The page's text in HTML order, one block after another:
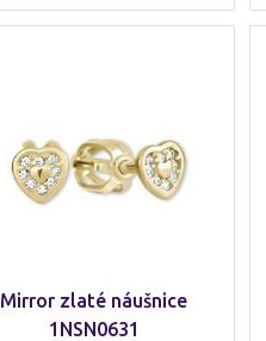
Mirror zlaté náušnice
1NSN0631